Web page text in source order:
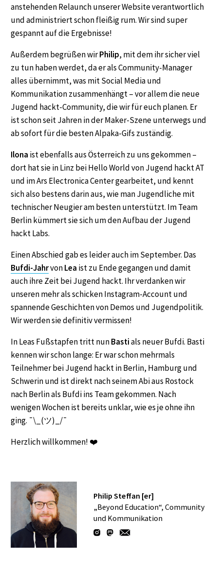
anstehenden Relaunch unserer Website verantwortlich
und administriert schon fleißig rum. Wir sind super
gespannt auf die Ergebnisse!
Außerdem begrüßen wirPhilip, mit dem ihr sicher viel
zu tun haben werdet, da er als Community-Manager
alles übernimmt, was mit Social Media und
Kommunikation zusammenhängt – vor allem die neue
Jugend hackt-Community, die wir für euch planen. Er
ist schon seit Jahren in der Maker-Szene unterwegs und
ab sofort für die besten Alpaka-Gifs zuständig.
Ilona ist ebenfalls aus Österreich zu uns gekommen –
dort hat sie in Linz bei Hello World von Jugend hackt AT
und im Ars Electronica Center gearbeitet, und kennt
sich also bestens darin aus, wie man Jugendliche mit
technischer Neugier am besten unterstützt. Im Team
Berlin kümmert sie sich um den Aufbau der Jugend
hackt Labs.
Einen Abschied gab es leider auch im September. Das
Bufdi-JahrvonLea ist zu Ende gegangen und damit
auch ihre Zeit bei Jugend hackt. Ihr verdanken wir
unseren mehr als schicken Instagram-Account und
spannende Geschichten von Demos und Jugendpolitik.
Wir werden sie definitiv vermissen!
In Leas Fußstapfen tritt nunBastials neuer Bufdi. Basti
kennen wir schon lange: Er war schon mehrmals
Teilnehmer bei Jugend hackt in Berlin, Hamburg und
Schwerin und ist direkt nach seinem Abi aus Rostock
nach Berlin als Bufdi ins Team gekommen. Nach
wenigen Wochen ist bereits unklar, wie es je ohne ihn
ging. ¯\_(ツ)_/¯
Herzlich willkommen! ❤️
Philip Steffan [er]
„Beyond Education“, Community
und Kommunikation